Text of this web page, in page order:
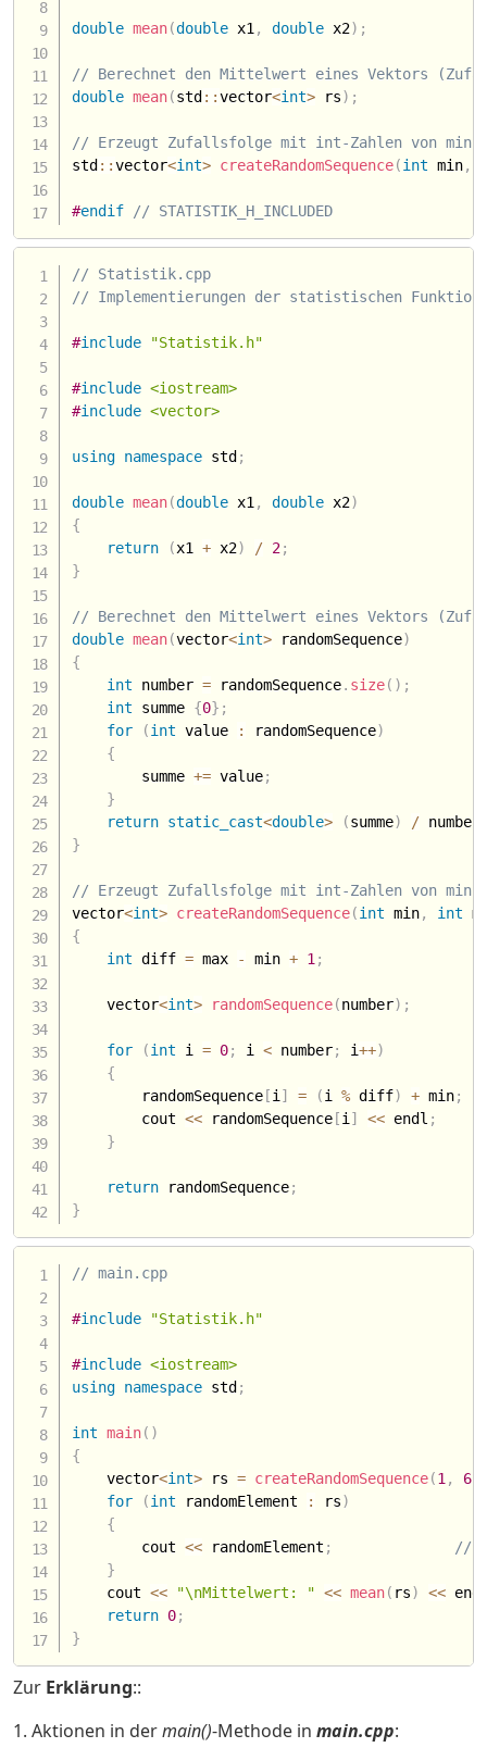
double mean(double x1 , double x2) ;
// Berechnet den Mittelwert eines Vektors
double mean(std ::vector<int> rs) ;
// Erzeugt Zufallsfolge mit int-Zahlen von min
std ::vector<int> createRandomSequence(int min,
#endif // STATISTIK_H_INCLUDED
// Statistik.cpp
// Implementierungen der statistischen
#include "Statistik.h"
#include <iostream>
#include <vector>
using namespace std ;
double mean(double x1 , double x2)
{
return
(x1 + x2) / 2;
}
// Berechnet den Mittelwert eines Vektors
double mean(vector<int> randomSequence)
{
int number = randomSequence. size( ) ;
int summe {0} ;
for
(int value : randomSequence)
{
        summe
+= value;
}
return static_cast<double> (summe) / number
}
// Erzeugt Zufallsfolge mit int-Zahlen von min
vector<int> createRandomSequence(int min, int
{
int diff = max - min + 1 ;
    vector
<int> randomSequence(number) ;
for (int i = 0; i < number; i++)
{
        randomSequence
[i ] = (i % diff) + min;
        cout
<< randomSequence [i ] << endl ;
}
return randomSequence;
}
// main.cpp
#include "Statistik.h"
#include <iostream>
using namespace std ;
int main( )
{
    vector
<int> rs = createRandomSequence(1 , 6
for
(int randomElement : rs)
{
        cout
<< randomElement ;
//
}
    cout
<< "\nMittelwert: " << mean( rs) <<
return 0;
}
Zur Erklärung::
1. Aktionen in dermain()-Methode in main.cpp: